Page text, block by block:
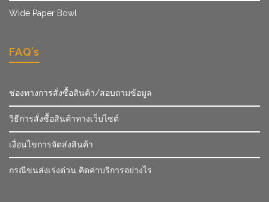
Wide Paper Bowl
FAQ’s
ช่องทางการสั่งซื้อสินค้า/สอบถามข้อมูล
วิธีการสั่งซื้อสินค้าทางเว็บไซต์
เงื่อนไขการจัดส่งสินค้า
กรณีขนส่งเร่งด่วน คิดค่าบริการอย่างไร